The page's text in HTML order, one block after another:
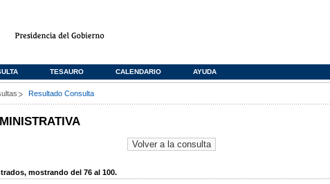
TESAURO CALENDARIO AYUDA
Resultado Consulta
mostrando del 76 al 100.